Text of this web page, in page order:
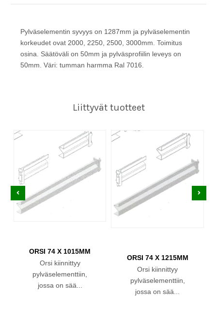
Pylväselementin syvyys on 1287mm ja pylväselementin
korkeudet ovat 2000, 2250, 2500, 3000mm. Toimitus
osina. Säätöväli on 50mm ja pylväsprofiilin leveys on
50mm. Väri: tumman harmma Ral 7016.
Liittyvät tuotteet
ORSI 74 X 1015MM
Orsi kiinnittyy
pylväselementtiin,
jossa on sää...
ORSI 74 X 1215MM
Orsi kiinnittyy
pylväselementtiin,
jossa on sää...